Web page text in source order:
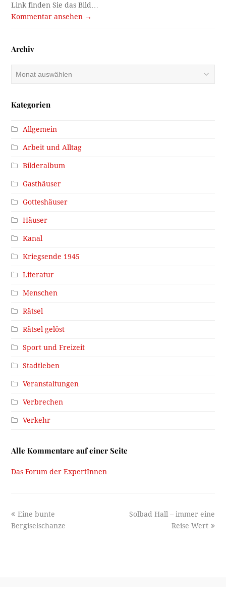
Link finden Sie das Bild…
Kommentar ansehen →
Archiv
Kategorien
Allgemein
Arbeit und Alltag
Bilderalbum
Gasthäuser
Gotteshäuser
Häuser
Kanal
Kriegsende 1945
Literatur
Menschen
Rätsel
Rätsel gelöst
Sport und Freizeit
Stadtleben
Veranstaltungen
Verbrechen
Verkehr
Alle Kommentare auf einer Seite
Das Forum der ExpertInnen
previous
post:
Eine bunte
Bergiselschanze
next
Solbad Hall – immer eine
Reise Wert